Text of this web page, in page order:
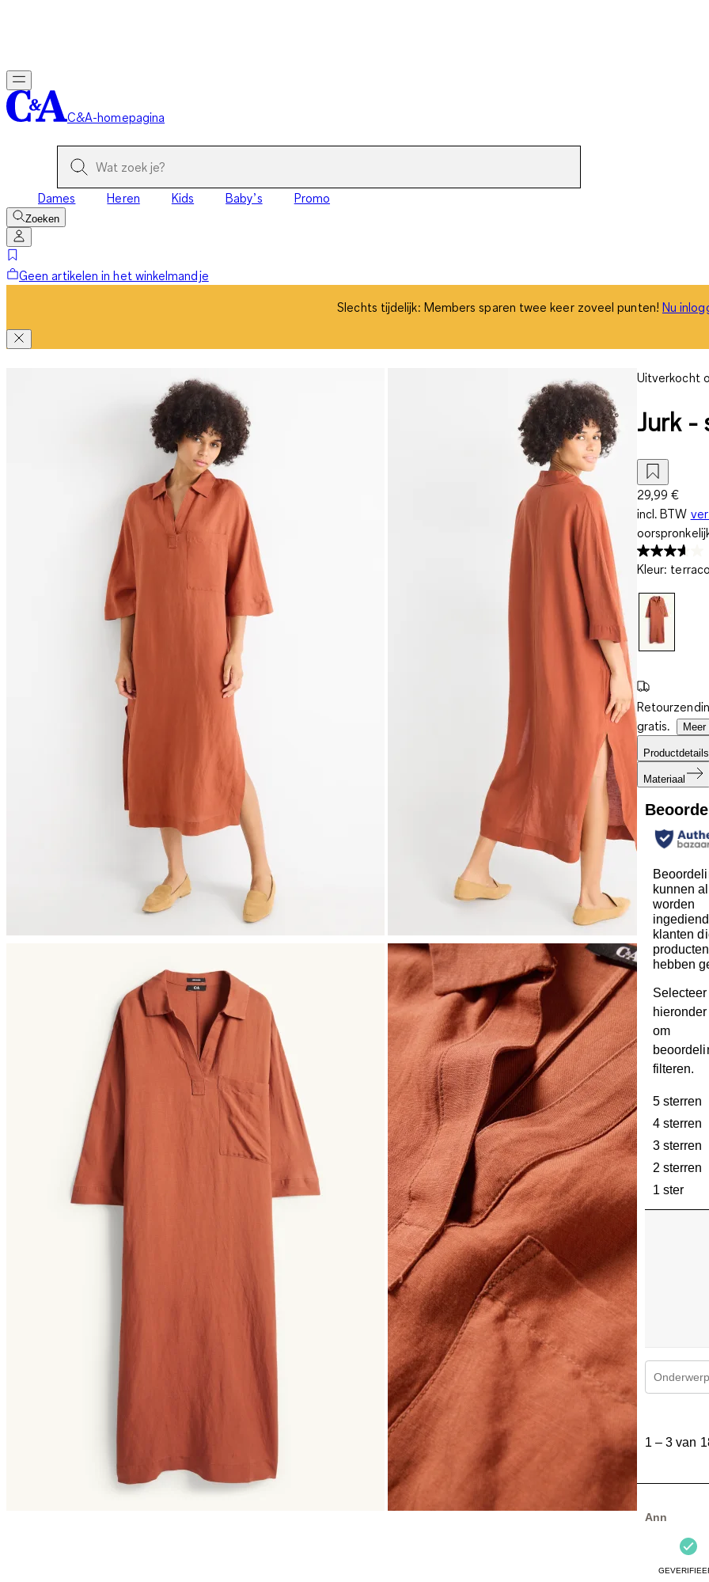
C&A-homepagina
Dames Heren Kids Baby’s Promo
Zoeken
Geen artikelen in het winkelmandje
Slechts tijdelijk: Members sparen twee keer zoveel punten! Nu
Uitverkocht
Jurk -
29,99 €
incl. BTW
Kleur:
gratis.
Productdetails
Materiaal
kunnen
worden
klanten
producten
hebben
Selecteer
om
filteren.
5 sterren
4 sterren
3 sterren
2 sterren
1 ster
tot1 – 3 van
Ann